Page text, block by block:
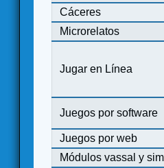
Cáceres
Microrelatos
Jugar en Línea
Juegos por software
Juegos por web
Módulos vassal y